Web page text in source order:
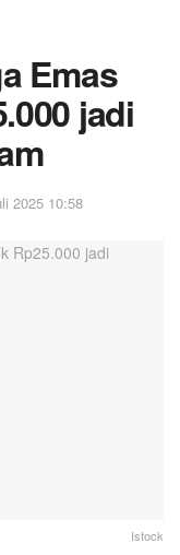
Emas
jadi
2025 10:58
Istock